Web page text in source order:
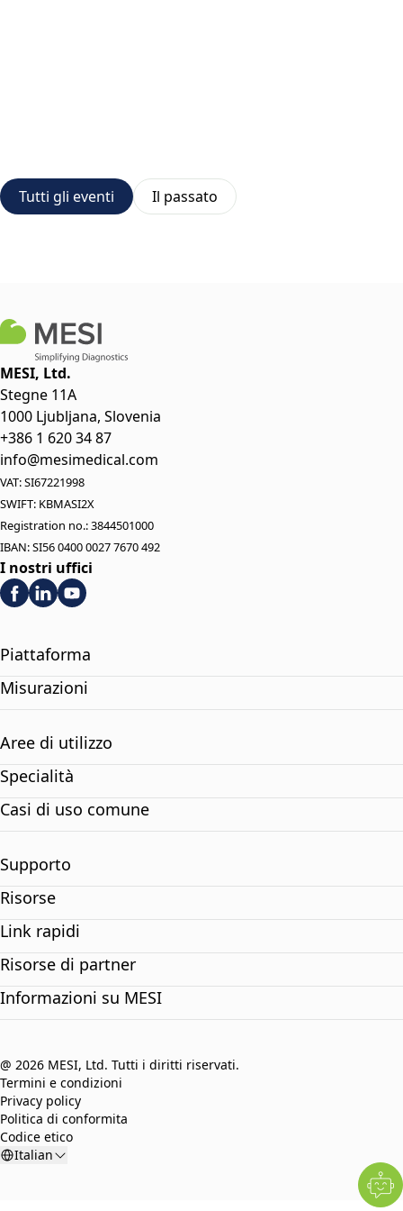
Tutti gli eventi Il passato
MESI, Ltd.
Stegne 11A
1000 Ljubljana, Slovenia
+386 1 620 34 87
info@mesimedical.com
VAT: SI67221998
SWIFT: KBMASI2X
Registration no.: 3844501000
IBAN: SI56 0400 0027 7670 492
I nostri uffici
Piattaforma
Misurazioni
Aree di utilizzo
Specialità
Casi di uso comune
Supporto
Risorse
Link rapidi
Risorse di partner
Informazioni su MESI
@ 2026 MESI, Ltd. Tutti i diritti riservati.
Termini e condizioni
Privacy policy
Politica di conformita
Codice etico
Italian